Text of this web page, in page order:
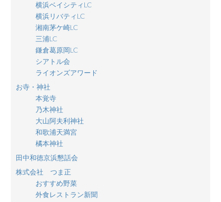
横浜ベイシティLC
横浜リバティLC
湘南茅ケ崎LC
三浦LC
鎌倉葛原岡LC
シアトル会
ライオンズアワード
お寺・神社
本覚寺
乃木神社
大山阿夫利神社
和歌浦天満宮
橘本神社
田中和徳京浜懇話会
株式会社 つま正
おすすめ野菜
外食レストラン新聞